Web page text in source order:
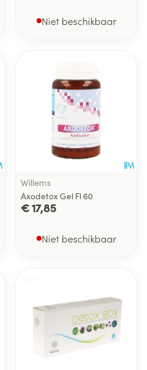
Niet beschikbaar
Willems
Axodetox Gel Fl 60
€ 17,85
Niet beschikbaar